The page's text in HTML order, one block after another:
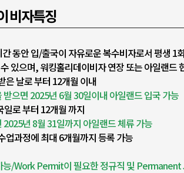
비자특징
동안 입/출국이 자유로운 복수비자로서 평생 1
있으며, 워킹홀리데이비자 연장 또는 아일랜드
은 날로 부터 12개월 이내
으면 2025년 6월 30일이내 아일랜드 입국 가능
일로 부터 12개월 까지
년 8월 31일까지 아일랜드 체류 가능
업과정에 최대 6개월까지 등록 가능
능/Work Permit이 필요한 정규직 및 Permanent